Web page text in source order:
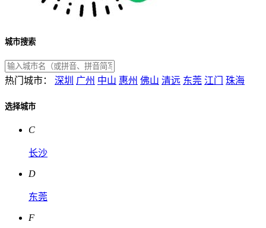
城市搜索
热门城市： 深圳 广州 中山 惠州 佛山 清远 东莞 江门 珠海
选择城市
C
长沙
D
东莞
F